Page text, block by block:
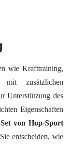
wie Krafttraining,
mit zusätzlichen
Unterstützung des
Eigenschaften
von Hop-Sport
entscheiden, wie